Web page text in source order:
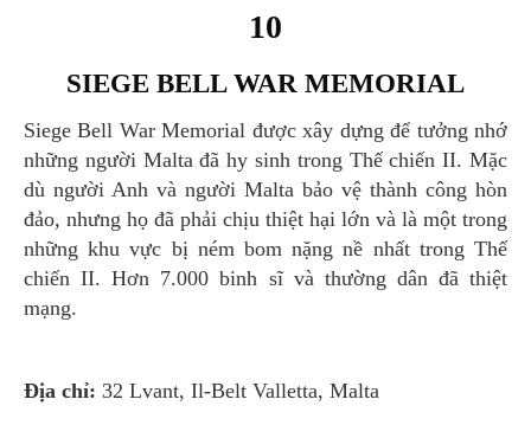
10
SIEGE BELL WAR MEMORIAL
Siege Bell War Memorial được xây dựng để tưởng nhớ
những người Malta đã hy sinh trong Thế chiến II. Mặc
dù người Anh và người Malta bảo vệ thành công hòn
đảo, nhưng họ đã phải chịu thiệt hại lớn và là một trong
những khu vực bị ném bom nặng nề nhất trong Thế
chiến II. Hơn 7.000 binh sĩ và thường dân đã thiệt
mạng.
Địa chỉ: 32 Lvant, Il-Belt Valletta, Malta